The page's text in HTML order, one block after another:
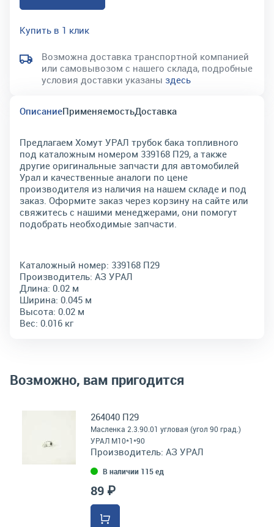
Купить в 1 клик
Возможна доставка транспортной компанией
или самовывозом с нашего склада, подробные
условия доставки указаны здесь
ОписаниеПрименяемостьДоставка
Предлагаем Хомут УРАЛ трубок бака топливного
под каталожным номером 339168 П29, а также
другие оригинальные запчасти для автомобилей
Урал и качественные аналоги по цене
производителя из наличия на нашем складе и под
заказ. Оформите заказ через корзину на сайте или
свяжитесь с нашими менеджерами, они помогут
подобрать необходимые запчасти.
Каталожный номер: 339168 П29
Производитель: АЗ УРАЛ
Длина: 0.02 м
Ширина: 0.045 м
Высота: 0.02 м
Вес: 0.016 кг
Возможно, вам пригодится
264040 П29
Масленка 2.3.90.01 угловая (угол 90 град.)
УРАЛ М10*1*90
Производитель: АЗ УРАЛ
В наличии 115 ед
89 ₽